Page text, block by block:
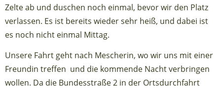
Zelte ab und duschen noch einmal, bevor wir den Platz
verlassen. Es ist bereits wieder sehr heiß, und dabei ist
es noch nicht einmal Mittag.
Unsere Fahrt geht nach Mescherin, wo wir uns mit einer
Freundin treffen und die kommende Nacht verbringen
wollen. Da die Bundesstraße 2 in der Ortsdurchfahrt